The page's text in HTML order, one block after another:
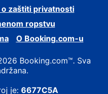
o zaštiti privatnosti
ropstvu
О Booking.com-u
Booking.com™. Sva
je: 6677C5A